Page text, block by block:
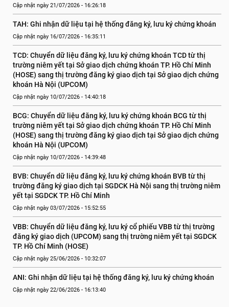
Cập nhật ngày 21/07/2026 - 16:26:18
TAH: Ghi nhận dữ liệu tại hệ thống đăng ký, lưu ký chứng khoán
Cập nhật ngày 16/07/2026 - 16:35:11
TCD: Chuyển dữ liệu đăng ký, lưu ký chứng khoán TCD từ thị
trường niêm yết tại Sở giao dịch chứng khoán TP. Hồ Chí Minh
(HOSE) sang thị trường đăng ký giao dịch tại Sở giao dịch chứng
khoán Hà Nội (UPCOM)
Cập nhật ngày 10/07/2026 - 14:40:18
BCG: Chuyển dữ liệu đăng ký, lưu ký chứng khoán BCG từ thị
trường niêm yết tại Sở giao dịch chứng khoán TP. Hồ Chí Minh
(HOSE) sang thị trường đăng ký giao dịch tại Sở giao dịch chứng
khoán Hà Nội (UPCOM)
Cập nhật ngày 10/07/2026 - 14:39:48
BVB: Chuyển dữ liệu đăng ký, lưu ký chứng khoán BVB từ thị
trường đăng ký giao dịch tại SGDCK Hà Nội sang thị trường niêm
yết tại SGDCK TP. Hồ Chí Minh
Cập nhật ngày 03/07/2026 - 15:52:55
VBB: Chuyển dữ liệu đăng ký, lưu ký cổ phiếu VBB từ thị trường
đăng ký giao dịch (UPCOM) sang thị trường niêm yết tại SGDCK
TP. Hồ Chí Minh (HOSE)
Cập nhật ngày 25/06/2026 - 10:32:07
ANI: Ghi nhận dữ liệu tại hệ thống đăng ký, lưu ký chứng khoán
Cập nhật ngày 22/06/2026 - 16:13:40